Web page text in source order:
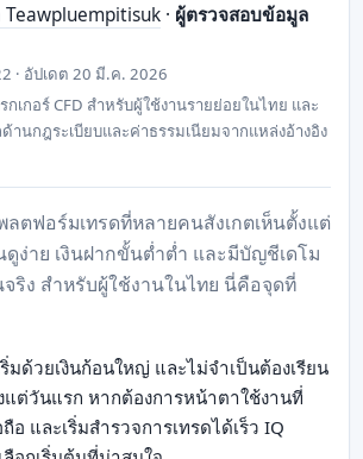
Teawpluempitisuk· ผู้ตรวจสอบข้อมูล
· อัปเดต 20 มี.ค. 2026
กเกอร์ CFD สำหรับผู้ใช้งานรายย่อยในไทย และ
นกฎระเบียบและค่าธรรมเนียมจากแหล่งอ้างอิง
ลตฟอร์มเทรดที่หลายคนสังเกตเห็นตั้งแต่
ดูง่าย เงินฝากขั้นต่ำต่ำ และมีบัญชีเดโม
ริง สำหรับผู้ใช้งานในไทย นี่คือจุดที่
มด้วยเงินก้อนใหญ่ และไม่จำเป็นต้องเรียน
ต่วันแรก หากต้องการหน้าตาใช้งานที่
อ และเริ่มสำรวจการเทรดได้เร็ว IQ